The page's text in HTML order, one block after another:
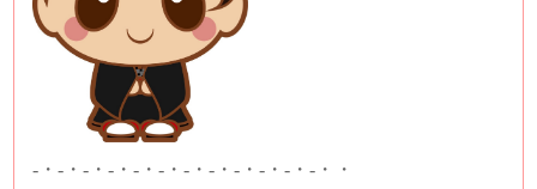
-・-・-・-・-・-・-・-・-・-・-・-・・